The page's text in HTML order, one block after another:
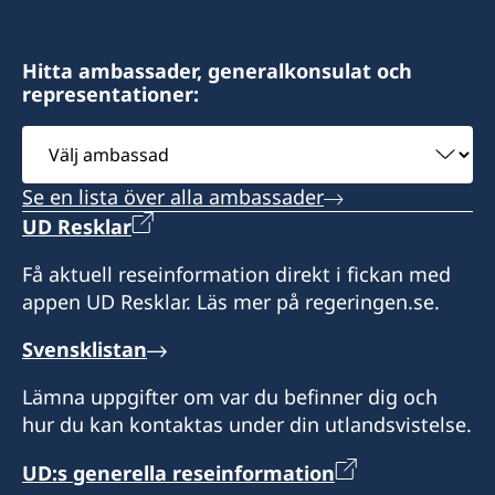
Besök: efter tidsbokning (boka tid per telefon
eller email)
Adress: Av. Mariscal La Mar 750, Of. 601,
Miraflores, Lima 15074, Perú
Konsulatet är stängt på Perus nationella
helgdagar.
Jerónimo, Cusco, Perú
Hitta ambassader, generalkonsulat och
representationer:
Välj
ambassad
Se en lista över alla ambassader
UD Resklar
Få aktuell reseinformation direkt i fickan med
appen UD Resklar. Läs mer på regeringen.se.
Svensklistan
Lämna uppgifter om var du befinner dig och
hur du kan kontaktas under din utlandsvistelse.
UD:s generella reseinformation